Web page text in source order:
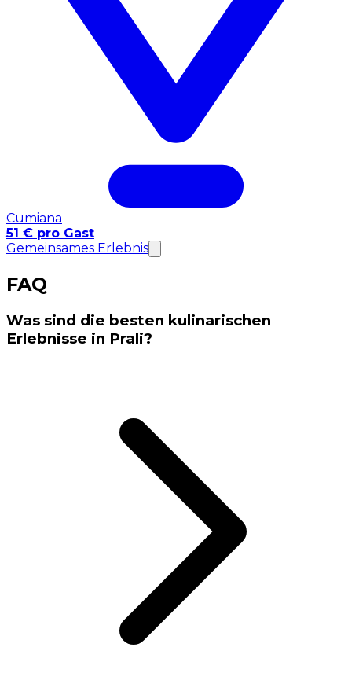
Cumiana
51 € pro Gast
Gemeinsames Erlebnis
FAQ
Was sind die besten kulinarischen
Erlebnisse in Prali?